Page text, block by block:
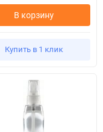
В корзину
Купить в 1 клик